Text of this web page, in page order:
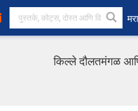
किल्ले दौलतमंगळ